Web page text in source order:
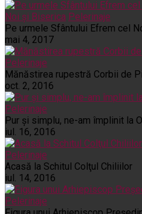
Noi și Biserica Pelerinaje
Pe urmele Sfântului Efrem cel
mai 4, 2017
Pelerinaje
Mănăstirea rupestră Corbii de
oct. 2, 2016
Pelerinaje
Pur şi simplu, ne-am împlinit la
iul. 16, 2016
Pelerinaje
Acasă la Schitul Colţul Chiliilor
iul. 14, 2016
Pelerinaje